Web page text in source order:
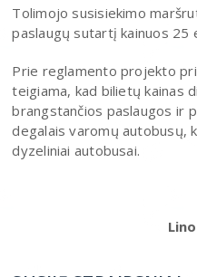
Tolimojo susisiekimo
paslaugų sutartį kainuos 25
Prie reglamento projekto
teigiama, kad bilietų kainas
brangstančios paslaugos ir
degalais varomų autobusų,
dyzeliniai autobusai.